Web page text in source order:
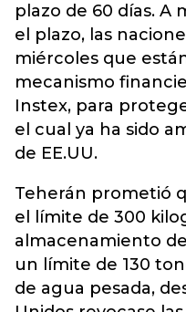
plazo de 60 días. A
el plazo, las
miércoles que
mecanismo
Instex, para
el cual ya ha sido
de EE.UU.
Teherán prometió
el límite de 300
almacenamiento
un límite de 130
de agua pesada,